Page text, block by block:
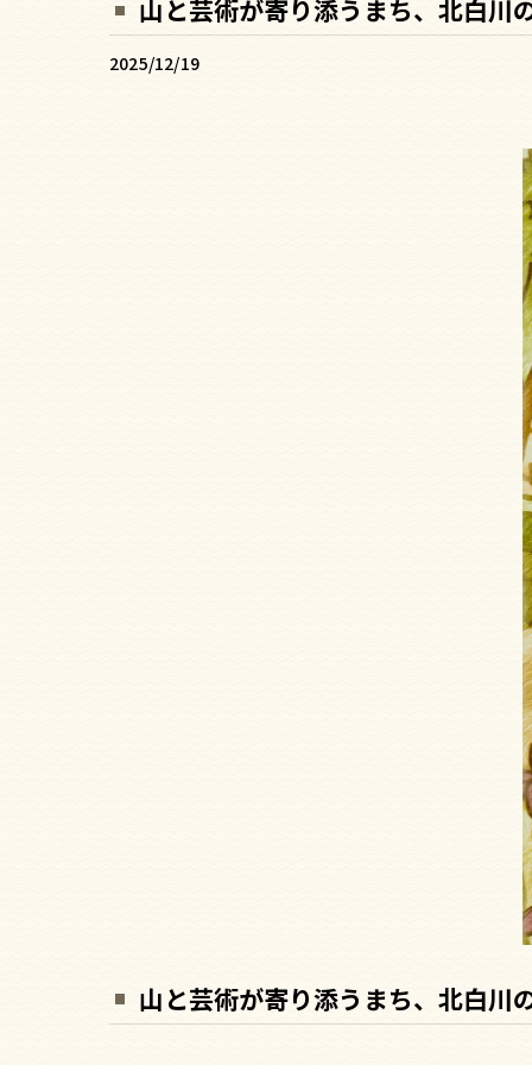
山と芸術が寄り添うまち、北白川
2025/12/19
山と芸術が寄り添うまち、北白川